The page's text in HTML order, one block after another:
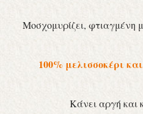
Μοσχομυρίζει, φτιαγμένη
100% μελισσοκέρι
Κάνει αργή και